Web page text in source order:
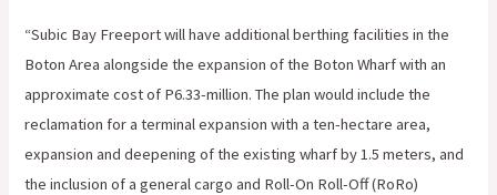
“Subic Bay Freeport will have additional berthing facilities in the
Boton Area alongside the expansion of the Boton Wharf with an
approximate cost of P6.33-million. The plan would include the
reclamation for a terminal expansion with a ten-hectare area,
expansion and deepening of the existing wharf by 1.5 meters, and
the inclusion of a general cargo and Roll-On Roll-Off (RoRo)